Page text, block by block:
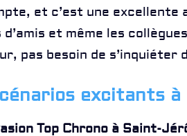
et c’est une
d’amis et même les
pas besoin de s’inquiéter
excitants
Top Chrono à Saint-